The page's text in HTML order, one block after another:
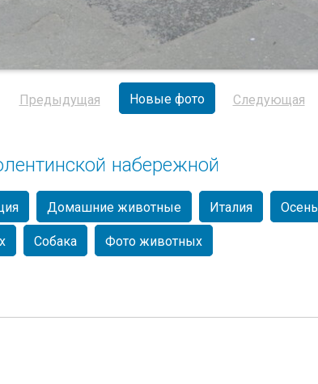
Предыдущая Новые фото Следующая
набережной
Домашние животные Италия
Осень
Собака Фото животных